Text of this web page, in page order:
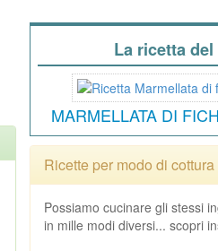
La ricetta
MARMELLATA DI
Ricette per modo di cottura
Possiamo cucinare gli stessi
in mille modi diversi... scopri